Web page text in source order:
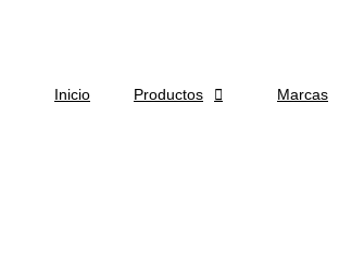
Inicio Productos  Marcas